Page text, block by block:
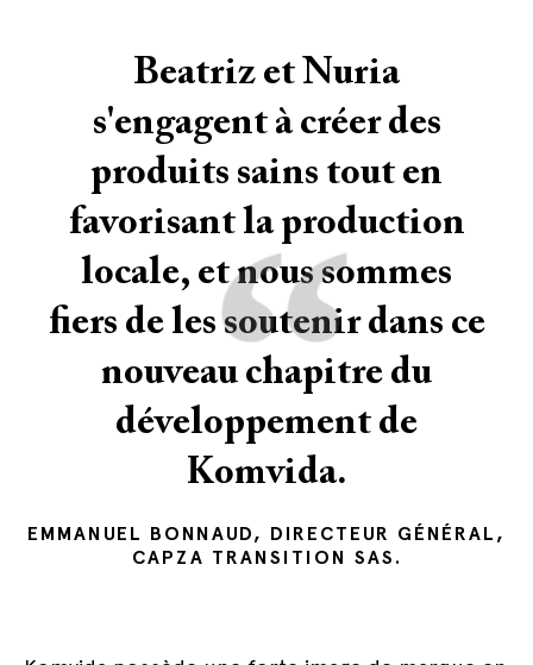
Beatriz et Nuria
s'engagent à créer des
produits sains tout en
favorisant la production
locale, et nous sommes
fiers de les soutenir dans ce
nouveau chapitre du
développement de
Komvida.
“
EMMANUEL BONNAUD, DIRECTEUR GÉNÉRAL,
CAPZA TRANSITION SAS.